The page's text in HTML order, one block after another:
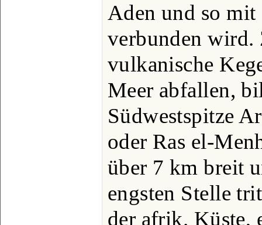
Aden und so mit
verbunden wird.
vulkanische
Meer abfallen,
Südwestspitze
oder Ras el-
über 7 km breit
engsten Stelle
der afrik. Küste,